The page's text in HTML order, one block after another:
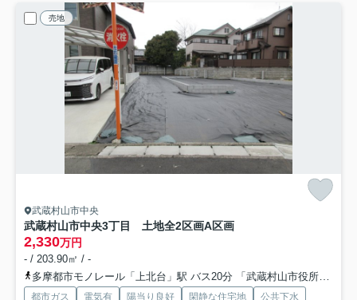
売地
武蔵村山市中央
武蔵村山市中央3丁目 土地全2区画A区画
2,330万円
- / 203.90㎡ / -
多摩都市モノレール「上北台」駅 バス20分 「武蔵村山市役所」 停歩4分
都市ガス 電気有 陽当り良好 閑静な住宅地 公共下水